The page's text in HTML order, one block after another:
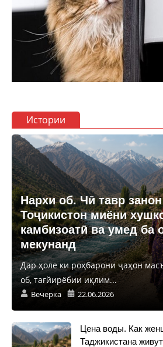
Истории
Нархи об. Чӣ тавр
Тоҷикистон миёни
камбизоатӣ ва умед ба
мекунанд
Дар ҳоле ки роҳбарони ҷаҳон
об, тағйирёбии иқлим...
Вечерка 22.06.2026
Цена воды. Как
Таджикистана